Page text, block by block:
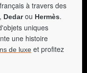
à travers des
, Dedarou Hermès.
uniques
une histoire
de luxe et profitez